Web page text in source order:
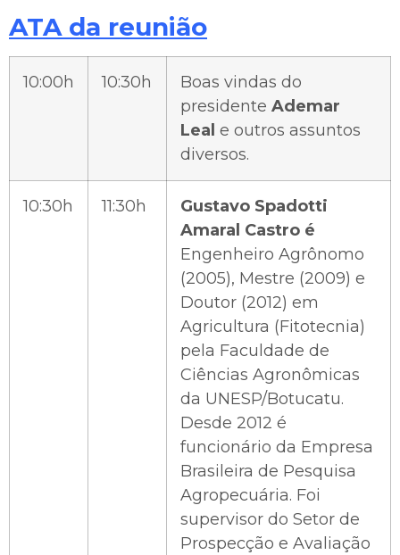
ATA da reunião
10:00h 10:30h
Boas vindas do
presidente Ademar
Leal e outros assuntos
diversos.
10:30h 11:30h
Gustavo Spadotti
Amaral Castro é
Engenheiro Agrônomo
(2005), Mestre (2009) e
Doutor (2012) em
Agricultura (Fitotecnia)
pela Faculdade de
Ciências Agronômicas
da UNESP/Botucatu.
Desde 2012 é
funcionário da Empresa
Brasileira de Pesquisa
Agropecuária. Foi
supervisor do Setor de
Prospecção e Avaliação